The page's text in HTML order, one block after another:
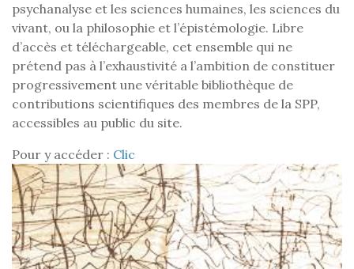
psychanalyse et les sciences humaines, les sciences du
vivant, ou la philosophie et l’épistémologie. Libre
d’accès et téléchargeable, cet ensemble qui ne
prétend pas à l’exhaustivité a l’ambition de constituer
progressivement une véritable bibliothèque de
contributions scientifiques des membres de la SPP,
accessibles au public du site.
Pour y accéder : Clic